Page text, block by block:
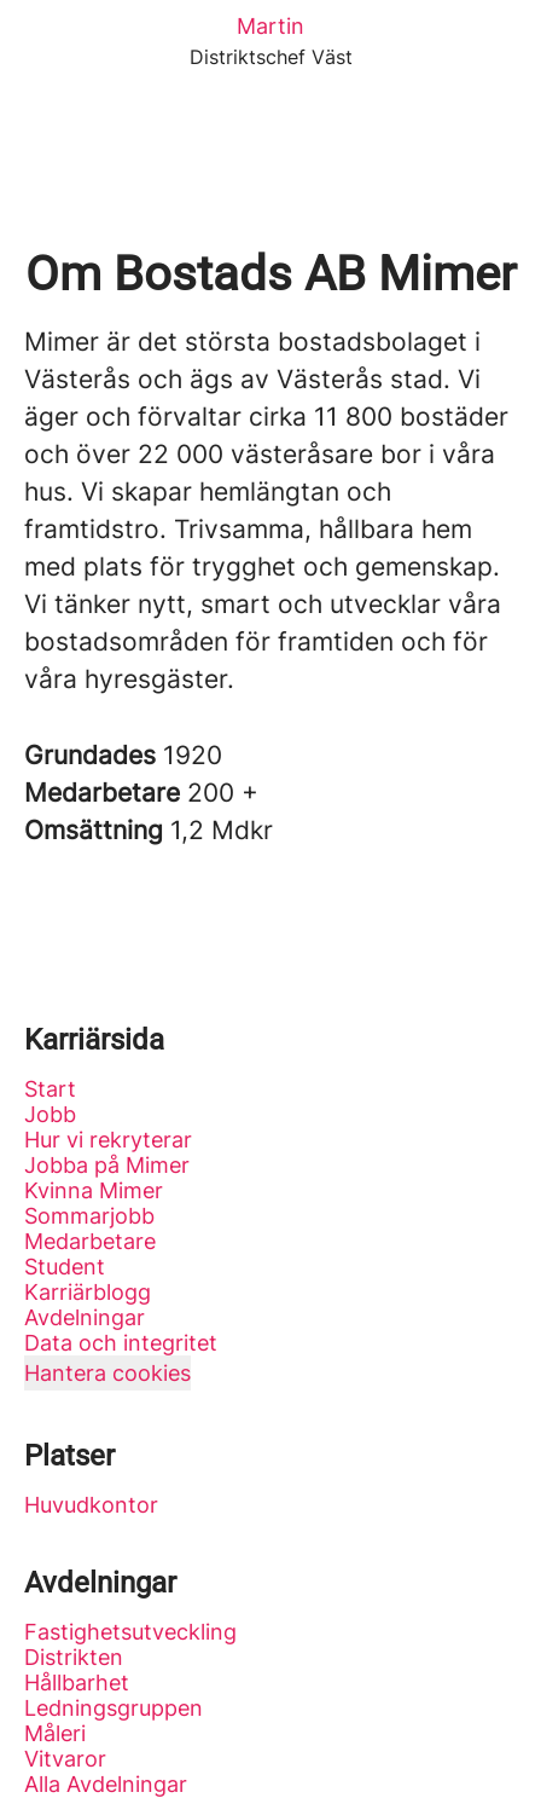
Martin
Distriktschef Väst
Om Bostads AB Mimer
Mimer är det största bostadsbolaget i
Västerås och ägs av Västerås stad. Vi
äger och förvaltar cirka 11 800 bostäder
och över 22 000 västeråsare bor i våra
hus. Vi skapar hemlängtan och
framtidstro. Trivsamma, hållbara hem
med plats för trygghet och gemenskap.
Vi tänker nytt, smart och utvecklar våra
bostadsområden för framtiden och för
våra hyresgäster.
Grundades 1920
Medarbetare 200 +
Omsättning 1,2 Mdkr
Karriärsida
Start
Jobb
Hur vi rekryterar
Jobba på Mimer
Kvinna Mimer
Sommarjobb
Medarbetare
Student
Karriärblogg
Avdelningar
Data och integritet
Hantera cookies
Platser
Huvudkontor
Avdelningar
Fastighetsutveckling
Distrikten
Hållbarhet
Ledningsgruppen
Måleri
Vitvaror
Alla Avdelningar